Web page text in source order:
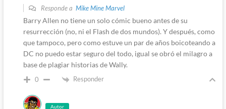
Responde a Mike Mine Marvel
Barry Allen no tiene un solo cómic bueno antes de su
resurrección (no, ni el Flash de dos mundos). Y después, como
que tampoco, pero como estuve un par de años boicoteando a
DC no puedo estar seguro del todo, igual se obró el milagro a
base de plagiar historias de Wally.
0 Responder
Autor